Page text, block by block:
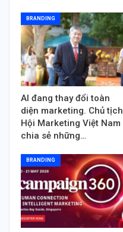
BRANDING
AI đang thay đổi toàn
diện marketing. Chủ tịch
Hội Marketing Việt Nam
chia sẻ những…
BRANDING